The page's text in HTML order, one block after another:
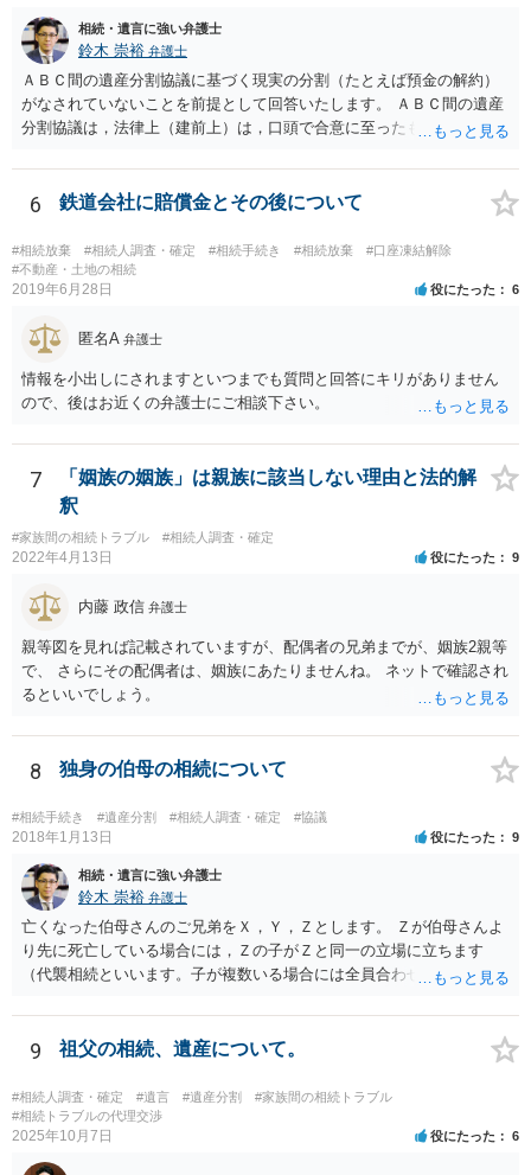
相続・遺言に強い弁護士
鈴木 崇裕 弁護士
ＡＢＣ間の遺産分割協議に基づく現実の分割（たとえば預金の解約）
がなされていないことを前提として回答いたします。 ＡＢＣ間の遺産
分割協議は，法律上（建前上）は，口頭で合意に至ったものであって
ん。 また，不動産の名義を移転するためには，遺産分割協議書への署
名捺印を得る必要があります。 したがって，残念ながら，「ＡＢＣ間
難と思われます。 「ＡＢＣ間の遺産分割協議は未了のまま，ＡとＢが
死亡し，二次相続が発生した」という前提に基づいて協議を進める必
要があります。 もちろん，Ｃの立場としては，ＡＢＣ間の遺産分割協
人は応じない姿勢を示していることから，実現は困難だと思います。
しどころ）としては，譲歩することを甘受しなければならないかもし
れません。
6 鉄道会社に賠償金とその後について
#相続放棄 #相続人調査・確定 #相続手続き #相続放棄
#口座凍結解除
#不動産・土地の相続
2019年6月28日 役にたった 6
匿名A 弁護士
情報を小出しにされますといつまでも質問と回答にキリがありません
ので、後はお近くの弁護士にご相談下さい。
7
「姻族の姻族」は親族に該当しない理由と法的解
釈
#家族間の相続トラブル #相続人調査・確定
2022年4月13日 役にたった 9
内藤 政信 弁護士
親等図を見れば記載されていますが、配偶者の兄弟までが、姻族2親等
で、 さらにその配偶者は、姻族にあたりませんね。 ネットで確認され
るといいでしょう。
8 独身の伯母の相続について
#相続手続き #遺産分割 #相続人調査・確定 #協議
2018年1月13日 役にたった 9
相続・遺言に強い弁護士
鈴木 崇裕 弁護士
亡くなった伯母さんのご兄弟をＸ，Ｙ，Ｚとします。 Ｚが伯母さんよ
り先に死亡している場合には，Ｚの子がＺと同一の立場に立ちます
（代襲相続といいます。子が複数いる場合には全員合わせてＺと同一
つの相続分を有していますので， そのことを前提として，遺産分割協
議をすることになります（必ずしも３分の１ずつにしなくても，合意
財産（遺産）の全容を整理する（預貯金，有価証券，不動産等の有無
を調べることになります。） ②相続財産に照らし，相続税の申告の準
備をする（税理士の先生にご相談ください。） ③遺産分割協議をする
（ご本人同士で行っても構いませんし，弁護士に相談することもよろ
9 祖父の相続、遺産について。
#相続人調査・確定 #遺言 #遺産分割
#家族間の相続トラブル
#相続トラブルの代理交渉
2025年10月7日 役にたった 6